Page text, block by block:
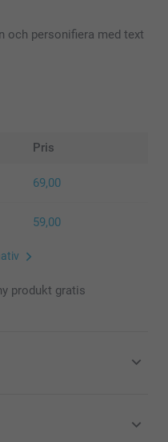
och personifiera med text
Pris
69,00
59,00
produkt gratis
inklusive moms och